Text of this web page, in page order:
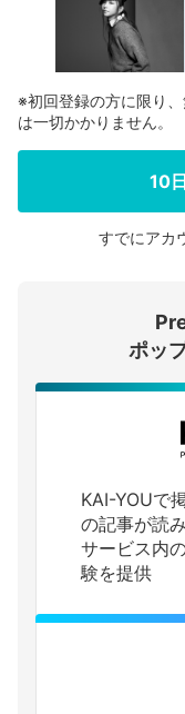
※初回登録の方に限り
は一切かかりません。
10
すでにアカ
ポッ
KAI-YOUで
の記事が読
サービス内
験を提供